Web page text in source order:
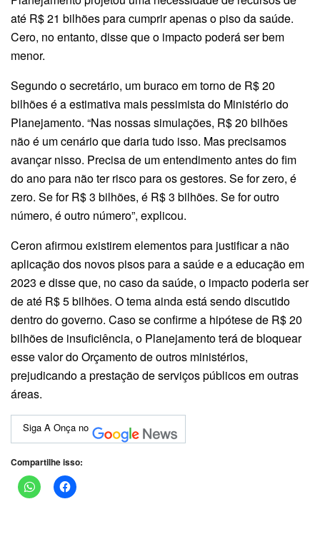
até R$ 21 bilhões para cumprir apenas o piso da saúde.
Cero, no entanto, disse que o impacto poderá ser bem
menor.
Segundo o secretário, um buraco em torno de R$ 20
bilhões é a estimativa mais pessimista do Ministério do
Planejamento. “Nas nossas simulações, R$ 20 bilhões
não é um cenário que daria tudo isso. Mas precisamos
avançar nisso. Precisa de um entendimento antes do fim
do ano para não ter risco para os gestores. Se for zero, é
zero. Se for R$ 3 bilhões, é R$ 3 bilhões. Se for outro
número, é outro número”, explicou.
Ceron afirmou existirem elementos para justificar a não
aplicação dos novos pisos para a saúde e a educação em
2023 e disse que, no caso da saúde, o impacto poderia ser
de até R$ 5 bilhões. O tema ainda está sendo discutido
dentro do governo. Caso se confirme a hipótese de R$ 20
bilhões de insuficiência, o Planejamento terá de bloquear
esse valor do Orçamento de outros ministérios,
prejudicando a prestação de serviços públicos em outras
áreas.
Siga A Onça no
Compartilhe isso: